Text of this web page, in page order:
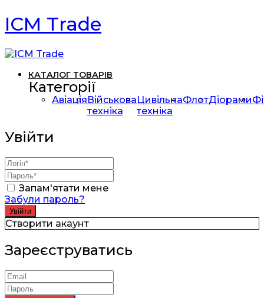
ICM Trade
КАТАЛОГ ТОВАРІВ
Категорії
АвіаціяВійськова
техніка
Цивільна
техніка
ФлотДіорами
Увійти
Запам'ятати мене
Забули пароль?
Створити акаунт
Зареєструватись